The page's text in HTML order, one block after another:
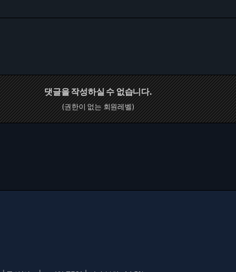
댓글을 작성하실 수 없습니다.
(권한이 없는 회원레벨)